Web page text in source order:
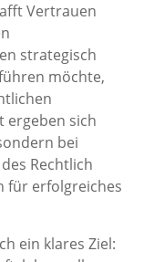
Vertrauen
strategisch
möchte,
ergeben sich
bei
Rechtlich
für erfolgreiches
ein klares Ziel: